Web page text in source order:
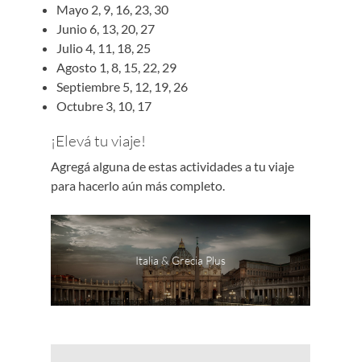
Mayo 2, 9, 16, 23, 30
Junio 6, 13, 20, 27
Julio 4, 11, 18, 25
Agosto 1, 8, 15, 22, 29
Septiembre 5, 12, 19, 26
Octubre 3, 10, 17
¡Elevá tu viaje!
Agregá alguna de estas actividades a tu viaje
para hacerlo aún más completo.
Italia & Grecia Plus